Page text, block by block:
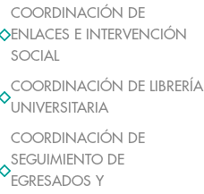
COORDINACIÓN DE
ENLACES E INTERVENCIÓN
SOCIAL
COORDINACIÓN DE LIBRERÍA
UNIVERSITARIA
COORDINACIÓN DE
SEGUIMIENTO DE
EGRESADOS Y